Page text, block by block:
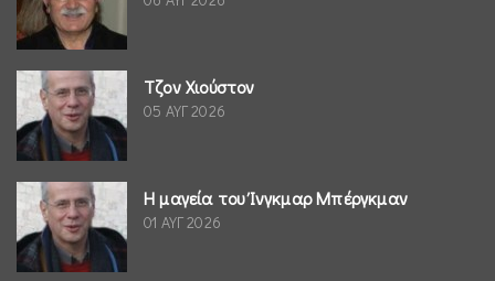
Τζον Χιούστον
05 ΑΥΓ 2026
Η μαγεία του Ίνγκμαρ Μπέργκμαν
01 ΑΥΓ 2026